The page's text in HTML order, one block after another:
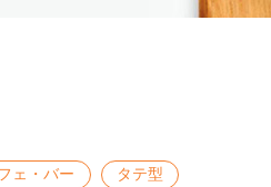
ェ・バー タテ型